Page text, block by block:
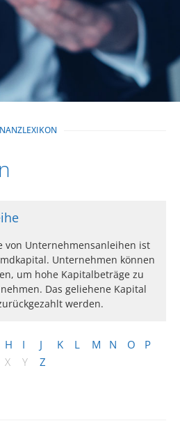
H I J K L M N O
P
X Y Z
von Unternehmensanleihen ist
Unternehmen können
um hohe Kapitalbeträge zu
Das geliehene Kapital
werden.